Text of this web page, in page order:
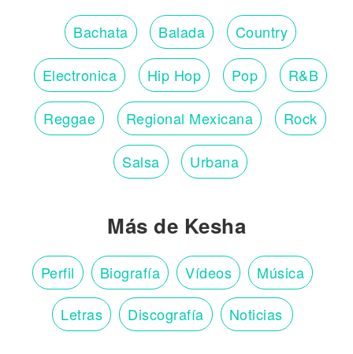
Bachata Balada Country
Electronica Hip Hop Pop R&B
Reggae Regional Mexicana Rock
Salsa Urbana
Más de Kesha
Perfil Biografía Vídeos Música
Letras Discografía Noticias